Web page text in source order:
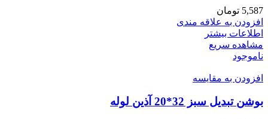
5,587 تومان
افزودن به علاقه مندی
اطلاعات بیشتر
مشاهده سریع
ناموجود
افزودن به مقایسه
بوشن تبدیل سبز 32*20 آذین لوله